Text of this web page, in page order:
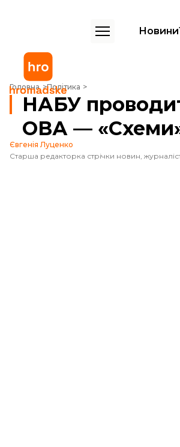
Новини
Головна Політика
НАБУ проводить обшуки в очільника
НАБУ
ОВА —
Євгенія Луценко
Старша редакторка стрічки новин,